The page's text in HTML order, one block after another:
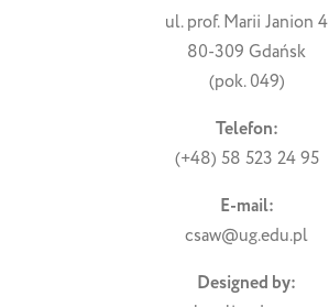
ul. prof. Marii Janion 4
80-309 Gdańsk
(pok. 049)
Telefon:
(+48) 58 523 24 95
E-mail:
csaw@ug.edu.pl
Designed by: